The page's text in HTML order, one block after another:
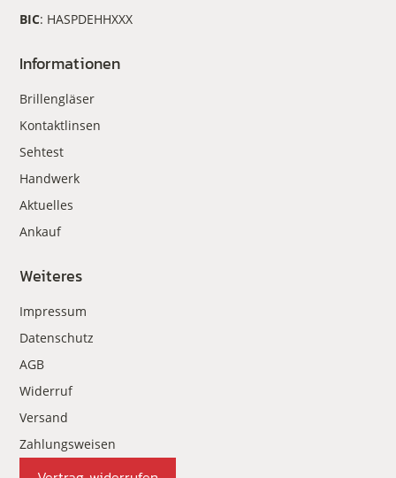
BIC: HASPDEHHXXX
Informationen
Brillengläser
Kontaktlinsen
Sehtest
Handwerk
Aktuelles
Ankauf
Weiteres
Impressum
Datenschutz
AGB
Widerruf
Versand
Zahlungsweisen